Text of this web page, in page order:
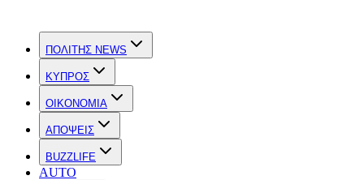
ΠΟΛΙΤΗΣ NEWS
ΚΥΠΡΟΣ
OIKONOMIA
ΑΠΟΨΕΙΣ
BUZZLIFE
AUTO